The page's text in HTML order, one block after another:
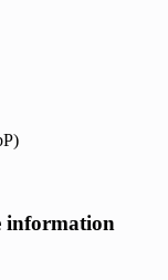
information